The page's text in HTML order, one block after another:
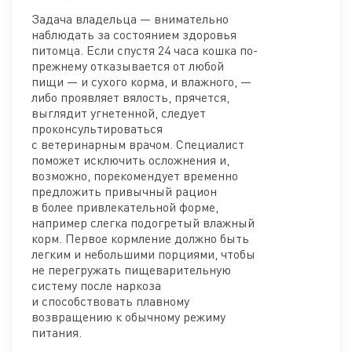
Задача владельца — внимательно
наблюдать за состоянием здоровья
питомца. Если спустя 24 часа кошка по-
прежнему отказывается от любой
пищи — и сухого корма, и влажного, —
либо проявляет вялость, прячется,
выглядит угнетенной, следует
проконсультироваться
с ветеринарным врачом. Специалист
поможет исключить осложнения и,
возможно, порекомендует временно
предложить привычный рацион
в более привлекательной форме,
например слегка подогретый влажный
корм. Первое кормление должно быть
легким и небольшими порциями, чтобы
не перегружать пищеварительную
систему после наркоза
и способствовать плавному
возвращению к обычному режиму
питания.